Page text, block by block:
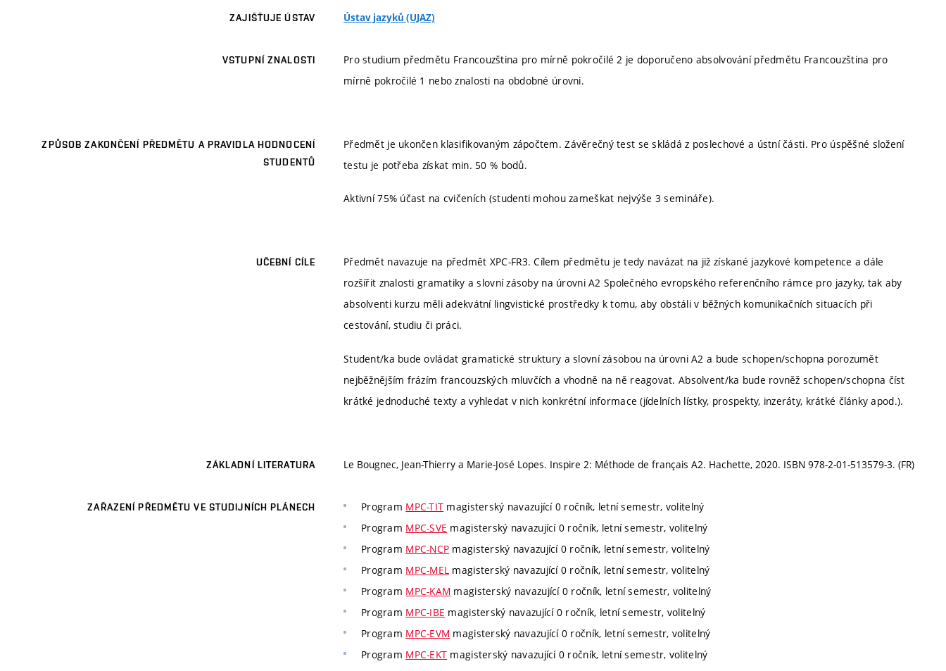
ZAJIŠŤUJE ÚSTAV Ústav jazyků (UJAZ)
VSTUPNÍ ZNALOSTI
Pro studium předmětu Francouzština pro mírně pokročilé 2 je doporučeno absolvování předmětu Francouzština pro
mírně pokročilé 1 nebo znalosti na obdobné úrovni.
ZPŮSOB ZAKONČENÍ PŘEDMĚTU A PRAVIDLA HODNOCENÍ
STUDENTŮ
Předmět je ukončen klasifikovaným zápočtem. Závěrečný test se skládá z poslechové a ústní části. Pro úspěšné složení
testu je potřeba získat min. 50 % bodů.
Aktivní 75% účast na cvičeních (studenti mohou zameškat nejvýše 3 semináře).
UČEBNÍ CÍLE
Předmět navazuje na předmět XPC-FR3. Cílem předmětu je tedy navázat na již získané jazykové kompetence a dále
rozšířit znalosti gramatiky a slovní zásoby na úrovni A2 Společného evropského referenčního rámce pro jazyky, tak aby
absolventi kurzu měli adekvátní lingvistické prostředky k tomu, aby obstáli v běžných komunikačních situacích při
cestování, studiu či práci.
Student/ka bude ovládat gramatické struktury a slovní zásobou na úrovni A2 a bude schopen/schopna porozumět
nejběžnějším frázím francouzských mluvčích a vhodně na ně reagovat. Absolvent/ka bude rovněž schopen/schopna číst
krátké jednoduché texty a vyhledat v nich konkrétní informace (jídelních lístky, prospekty, inzeráty, krátké články apod.).
ZÁKLADNÍ LITERATURA Le Bougnec, Jean-Thierry a Marie-José Lopes. Inspire 2: Méthode de français A2. Hachette, 2020. ISBN 978-2-01-513579-3. (FR)
ZAŘAZENÍ PŘEDMĚTU VE STUDIJNÍCH PLÁNECH Program MPC-TIT magisterský navazující 0 ročník, letní semestr, volitelný
Program MPC-SVE magisterský navazující 0 ročník, letní semestr, volitelný
Program MPC-NCP magisterský navazující 0 ročník, letní semestr, volitelný
Program MPC-MEL magisterský navazující 0 ročník, letní semestr, volitelný
Program MPC-KAM magisterský navazující 0 ročník, letní semestr, volitelný
Program MPC-IBE magisterský navazující 0 ročník, letní semestr, volitelný
Program MPC-EVM magisterský navazující 0 ročník, letní semestr, volitelný
Program MPC-EKT magisterský navazující 0 ročník, letní semestr, volitelný